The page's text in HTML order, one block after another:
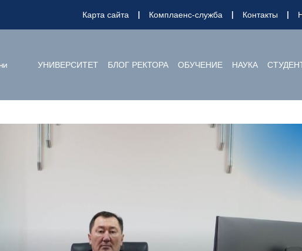
Карта сайта Комплаенс-служба Контакты
УНИВЕРСИТЕТ БЛОГ РЕКТОРА ОБУЧЕНИЕ НАУКА